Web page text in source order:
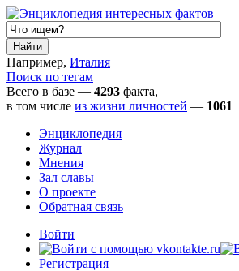
Например, Италия
Поиск по тегам
Всего в базе — 4293 факта,
в том числе из жизни личностей — 1061
Энциклопедия
Журнал
Мнения
Зал славы
О проекте
Обратная связь
Войти
Регистрация